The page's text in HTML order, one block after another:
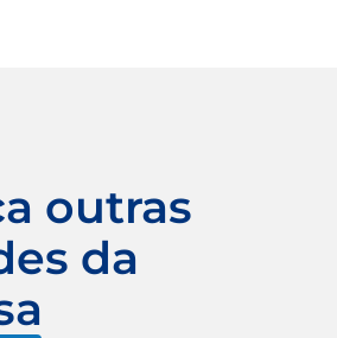
outras
da